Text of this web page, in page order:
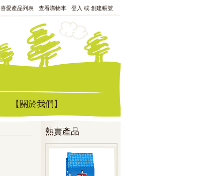
喜愛產品列表 查看購物車 登入 或 創建帳號
【關於我們】
熱賣產品